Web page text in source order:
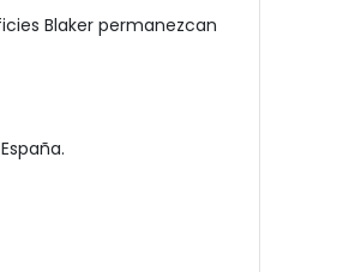
Blaker permanezcan